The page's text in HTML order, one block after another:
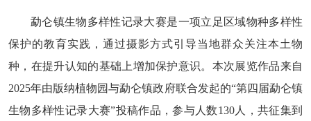
勐仑镇生物多样性记录大赛是一项立足区域物种多样性
保护的教育实践，通过摄影方式引导当地群众关注本土物
种，在提升认知的基础上增加保护意识。本次展览作品来自
2025年由版纳植物园与勐仑镇政府联合发起的“第四届勐仑镇
生物多样性记录大赛”投稿作品，参与人数130人，共征集到